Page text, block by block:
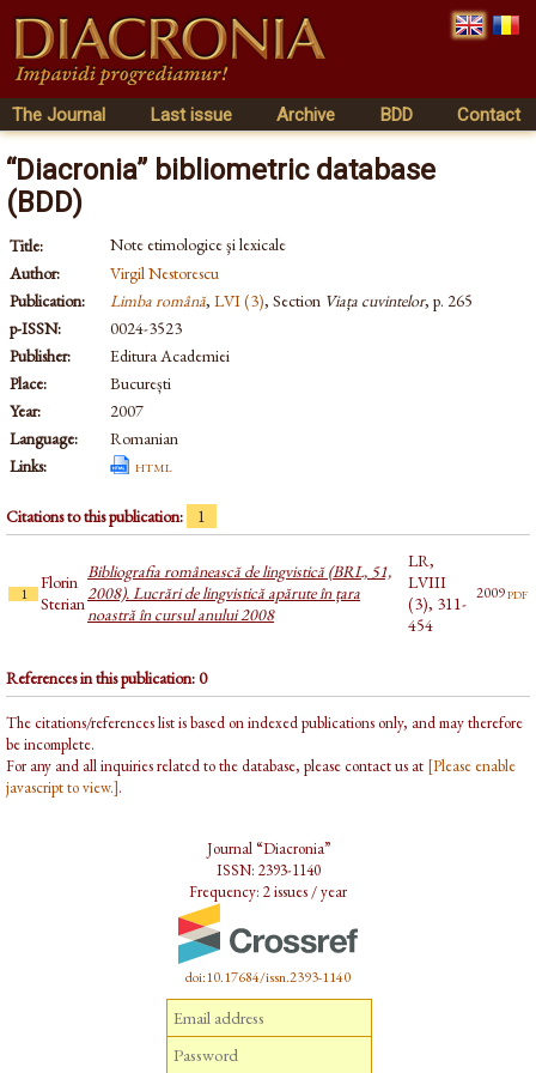
The Journal Last issue Archive BDD Contact
“Diacronia” bibliometric database
(BDD)
Title:
Note etimologice şi lexicale
Author:
Virgil Nestorescu
Publication:
Limba română, LVI (3), Section Viața cuvintelor, p. 265
p-ISSN:
0024-3523
Publisher:
Editura Academiei
Place:
București
Year:
2007
Language:
Romanian
Links:
html
Citations to this publication: 1
1
Florin
Sterian
Bibliografia românească de lingvistică (BRL, 51,
2008). Lucrări de lingvistică apărute în țara
noastră în cursul anului 2008
LR,
LVIII
(3), 311-
454
2009pdf
References in this publication: 0
The citations/references list is based on indexed publications only, and may therefore
be incomplete.
For any and all inquiries related to the database, please contact us at [Please enable
javascript to view.].
Journal “Diacronia”
ISSN: 2393-1140
Frequency: 2 issues / year
doi:10.17684/issn.2393-1140